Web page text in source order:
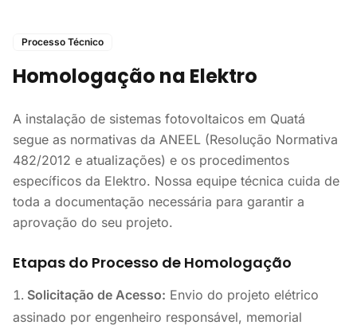
Processo Técnico
Homologação na Elektro
A instalação de sistemas fotovoltaicos em Quatá
segue as normativas da ANEEL (Resolução Normativa
482/2012 e atualizações) e os procedimentos
específicos da Elektro. Nossa equipe técnica cuida de
toda a documentação necessária para garantir a
aprovação do seu projeto.
Etapas do Processo de Homologação
Solicitação de Acesso: Envio do projeto elétrico
assinado por engenheiro responsável, memorial